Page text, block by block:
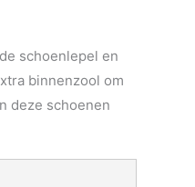
schoenlepel en
binnenzool om
deze schoenen